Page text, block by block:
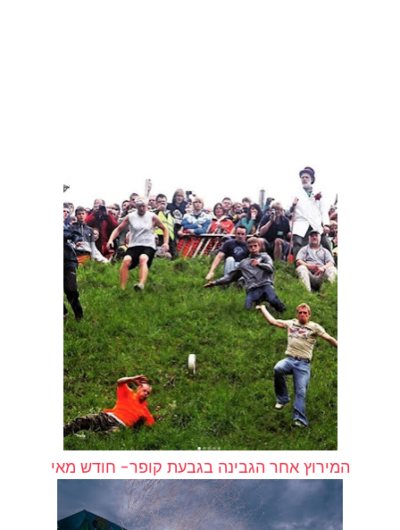
המירוץ אחר הגבינה בגבעת קופר- חודש מאי